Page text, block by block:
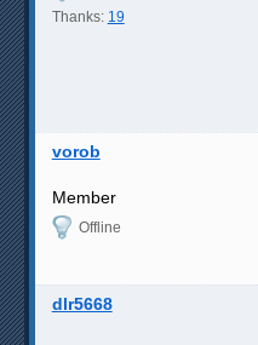
Thanks: 19
vorob
Member
Offline
dlr5668